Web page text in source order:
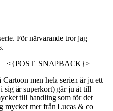
För närvarande tror jag
<{POST_SNAPBACK}>
men hela serien är ju ett
sig är superkort) går ju åt till
till handling som för det
mycket mer från Lucas & co.